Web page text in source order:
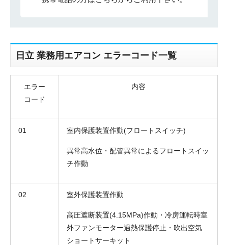
日立 業務用エアコン エラーコード一覧
エラー
コード
内容
01 室内保護装置作動(フロートスイッチ)
異常高水位・配管異常によるフロートスイッ
チ作動
02 室外保護装置作動
高圧遮断装置(4.15MPa)作動・冷房運転時室
外ファンモーター過熱保護停止・吹出空気
ショートサーキット